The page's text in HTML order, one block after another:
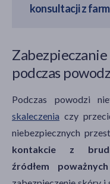
konsultacji z
podczas
Podczas powodzi
skaleczenia czy
niebezpiecznych
kontakcie z
źródłem